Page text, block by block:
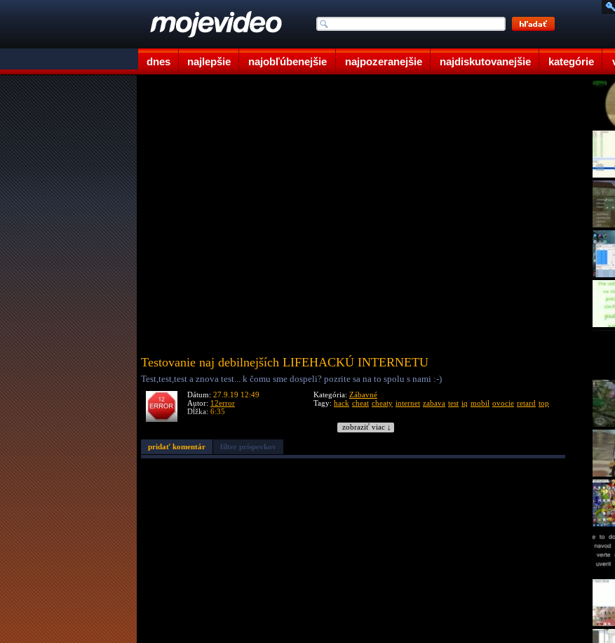
dnes najlepšie najobľúbenejšie najpozeranejšie najdiskutovanejšie kategórie
Testovanie naj debilnejších LIFEHACKÚ INTERNETU
Test,test,test a znova test... k čomu sme dospeli? pozrite sa na to spolu s nami :-)
Dátum: 27.9.19 12:49
Autor: 12error
Dĺžka: 6:35
Kategória: Zábavné
Tagy: hack cheat cheaty internet zabava test iq mobil ovocie retard top
zobraziť viac ↓
pridať komentár filter príspevkov